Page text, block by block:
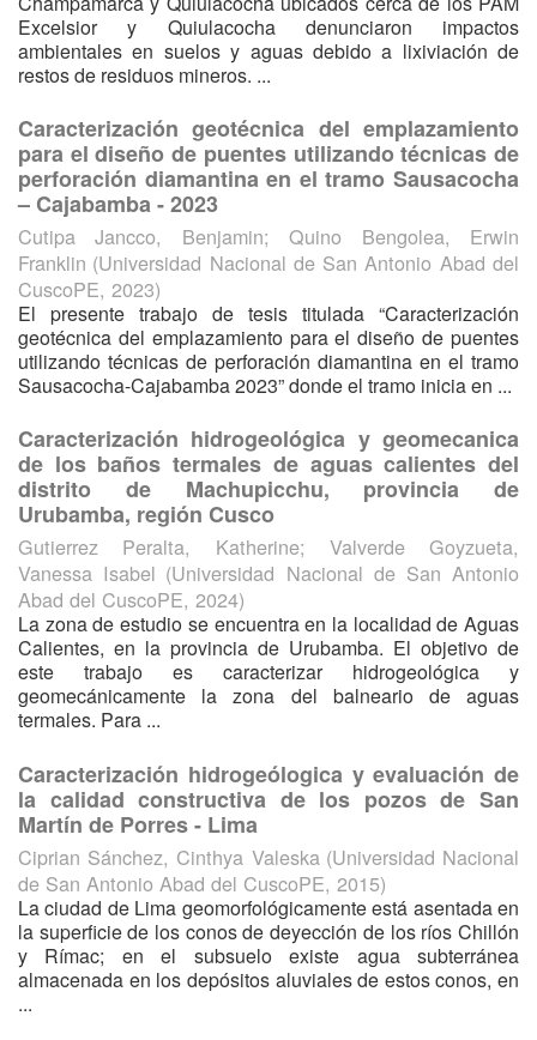
Excelsior y Quiulacocha denunciaron impactos
ambientales en suelos y aguas debido a lixiviación de
restos de residuos mineros. ...
Caracterización geotécnica del emplazamiento
para el diseño de puentes utilizando técnicas de
perforación diamantina en el tramo Sausacocha
– Cajabamba - 2023
Cutipa Jancco, Benjamin;Quino Bengolea, Erwin
Franklin (Universidad Nacional de San Antonio Abad del
CuscoPE, 2023)
El presente trabajo de tesis titulada “Caracterización
geotécnica del emplazamiento para el diseño de puentes
utilizando técnicas de perforación diamantina en el tramo
Sausacocha-Cajabamba 2023” donde el tramo inicia en ...
Caracterización hidrogeológica y geomecanica
de los baños termales de aguas calientes del
distrito de Machupicchu, provincia de
Urubamba, región Cusco
Gutierrez Peralta, Katherine; Valverde Goyzueta,
Vanessa Isabel (Universidad Nacional de San Antonio
Abad del CuscoPE, 2024)
La zona de estudio se encuentra en la localidad de Aguas
Calientes, en la provincia de Urubamba. El objetivo de
este trabajo es caracterizar hidrogeológica y
geomecánicamente la zona del balneario de aguas
termales. Para ...
Caracterización hidrogeólogica y evaluación de
la calidad constructiva de los pozos de San
Martín de Porres - Lima
Ciprian Sánchez, Cinthya Valeska (Universidad Nacional
de San Antonio Abad del CuscoPE, 2015)
La ciudad de Lima geomorfológicamente está asentada en
la superficie de los conos de deyección de los ríos Chillón
y Rímac; en el subsuelo existe agua subterránea
almacenada en los depósitos aluviales de estos conos, en
...